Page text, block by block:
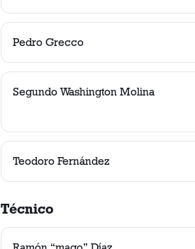
Pedro Grecco
Segundo Washington Molina
Teodoro Fernández
Técnico